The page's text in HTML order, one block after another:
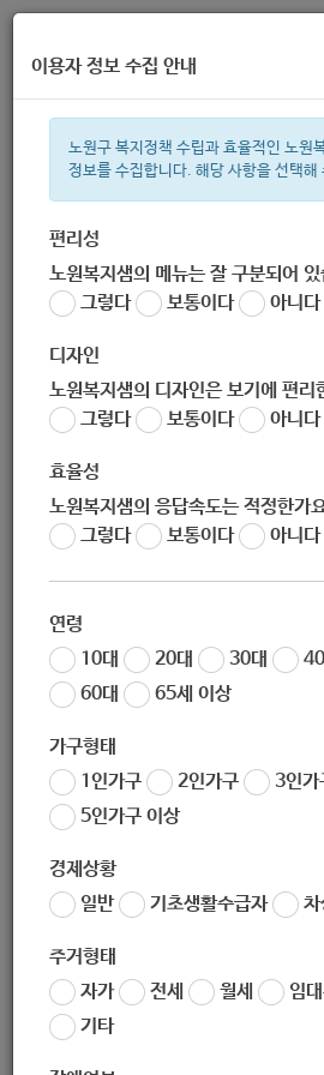
주간 인기검색어
한눈으로 보는 복
이용자 정보 수집 안내
노원구 복지정책 수립과 효율적인 노원
정보를 수집합니다. 해당 사항을 선택해
편리성
노원복지샘의 메뉴는 잘 구분되어
그렇다
보통이다 아니다
디자인
노원복지샘의 디자인은 보기에 편리
그렇다
보통이다 아니다
효율성
노원복지샘의 응답속도는 적정한가
그렇다
보통이다 아니다
연령
10대
20대 30대
60대
65세 이상
가구형태
1인가구
2인가구 3인가
5인가구 이상
경제상황
일반
기초생활수급자
주거형태
자가
전세 월세 임
기타
[아시아교류협회] 방송분야 진로교육 온
에어」 참가자 모집 (-11.27)
작성자 노원 복지샘
작성일 2020-11-25 09:57
* 제출서류 등 보다 자세한 사항은 첨
* 지원서 및 동의서 양식은 첨부파일
* 출처 :http://www.asiaea.or.kr/
2020-드림온에어-모집공고문.pdf
2020-드림온에어-지원서-및-동의서.hwp